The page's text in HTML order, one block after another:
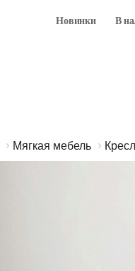
Новинки В
Мягкая мебель